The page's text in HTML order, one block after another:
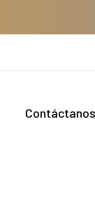
Contáctanos